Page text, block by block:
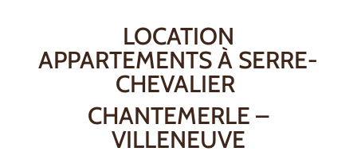
LOCATION
APPARTEMENTS À SERRE-
CHEVALIER
CHANTEMERLE –
VILLENEUVE